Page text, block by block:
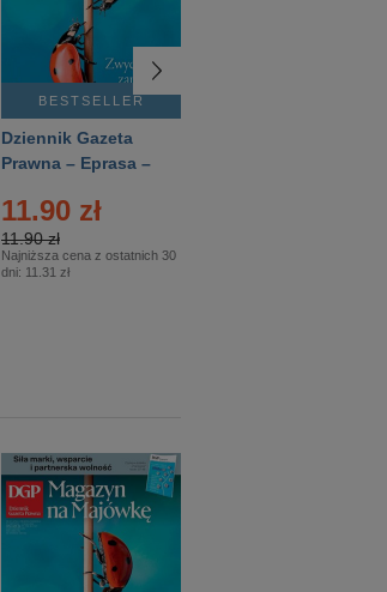
BESTSELLER
Dziennik Gazeta
Prawna – Eprasa –
11.90 zł
11.90 zł
Najniższa cena z ostatnich 30
dni: 11.31 zł